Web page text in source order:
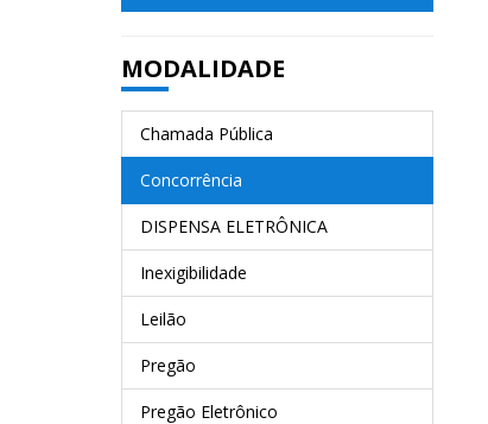
MODALIDADE
Chamada Pública
Concorrência
DISPENSA ELETRÔNICA
Inexigibilidade
Leilão
Pregão
Pregão Eletrônico